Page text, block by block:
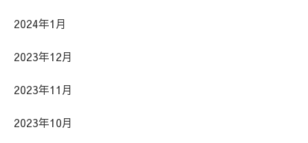
2024年1月
2023年12月
2023年11月
2023年10月